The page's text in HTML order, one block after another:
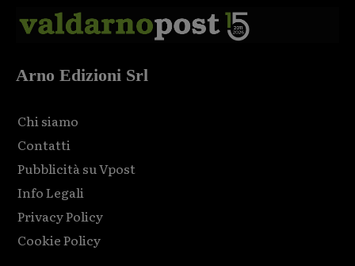
Arno Edizioni Srl
Chi siamo
Contatti
Pubblicità su Vpost
Info Legali
Privacy Policy
Cookie Policy